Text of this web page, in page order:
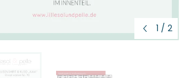
1 / 2